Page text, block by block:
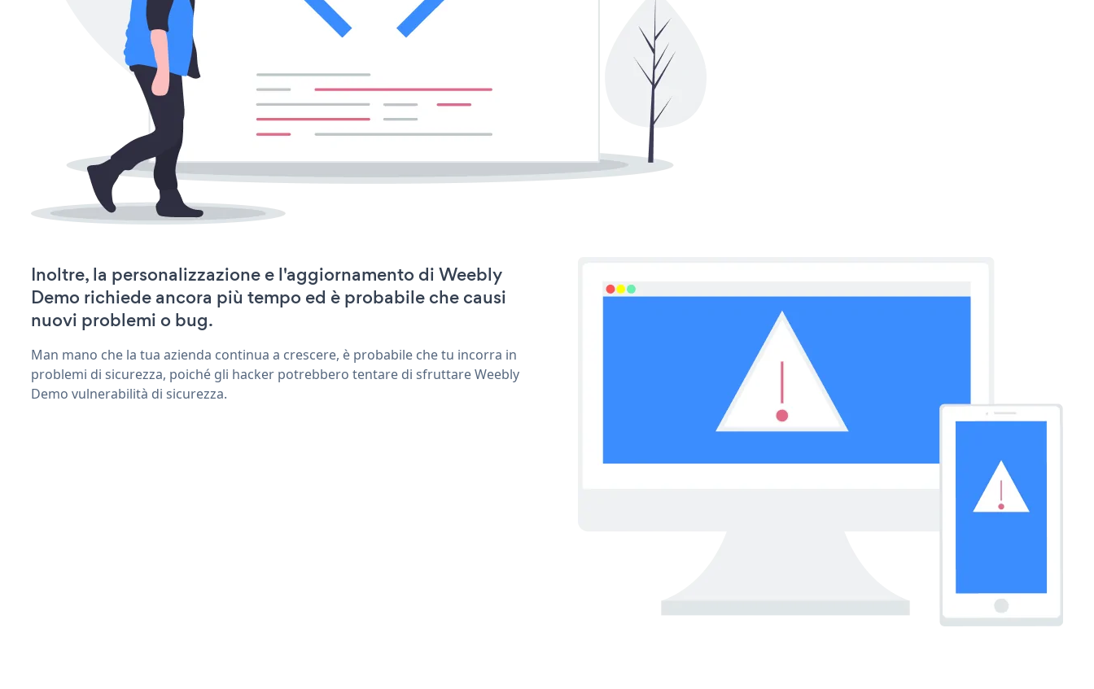
Inoltre, la personalizzazione e l'aggiornamento di Weebly
Demo richiede ancora più tempo ed è probabile che causi
nuovi problemi o bug.
Man mano che la tua azienda continua a crescere, è probabile che tu incorra in
problemi di sicurezza, poiché gli hacker potrebbero tentare di sfruttare Weebly
Demo vulnerabilità di sicurezza.